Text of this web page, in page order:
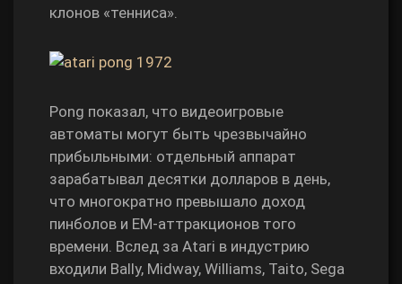
клонов «тенниса».
Pong показал, что видеоигровые
автоматы могут быть чрезвычайно
прибыльными: отдельный аппарат
зарабатывал десятки долларов в день,
что многократно превышало доход
пинболов и EM‑аттракционов того
времени. Вслед за Atari в индустрию
входили Bally, Midway, Williams, Taito, Sega